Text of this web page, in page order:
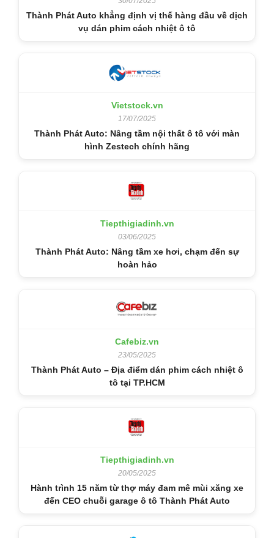
Thành Phát Auto khẳng định vị thế hàng đầu về dịch
vụ dán phim cách nhiệt ô tô
Vietstock.vn
17/07/2025
Thành Phát Auto: Nâng tầm nội thất ô tô với màn
hình Zestech chính hãng
Tiepthigiadinh.vn
03/06/2025
Thành Phát Auto: Nâng tầm xe hơi, chạm đến sự
hoàn hảo
Cafebiz.vn
23/05/2025
Thành Phát Auto – Địa điểm dán phim cách nhiệt ô
tô tại TP.HCM
Tiepthigiadinh.vn
20/05/2025
Hành trình 15 năm từ thợ máy đam mê mùi xăng xe
đến CEO chuỗi garage ô tô Thành Phát Auto